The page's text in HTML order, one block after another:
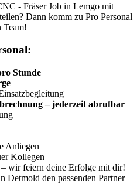
- Fräser Job in Lemgo mit
Dann komm zu Pro Personal
Team!
Stunde
– jederzeit abrufbar
Anliegen
Kollegen
wir feiern deine Erfolge mit dir!
Detmold den passenden Partner